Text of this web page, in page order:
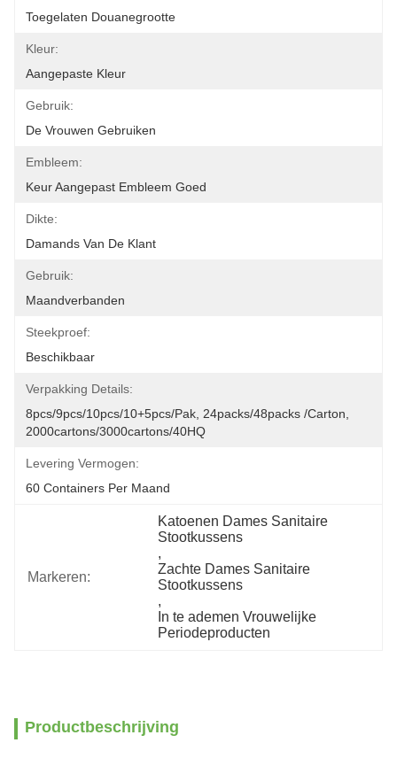
Toegelaten Douanegrootte
Kleur:
Aangepaste Kleur
Gebruik:
De Vrouwen Gebruiken
Embleem:
Keur Aangepast Embleem Goed
Dikte:
Damands Van De Klant
Gebruik:
Maandverbanden
Steekproef:
Beschikbaar
Verpakking Details:
8pcs/9pcs/10pcs/10+5pcs/pak, 24packs/48packs /carton,
2000cartons/3000cartons/40HQ
Levering Vermogen:
60 Containers Per Maand
Markeren:
Katoenen Dames Sanitaire
Stootkussens
,
Zachte Dames Sanitaire
Stootkussens
,
In te ademen Vrouwelijke
Periodeproducten
Productbeschrijving